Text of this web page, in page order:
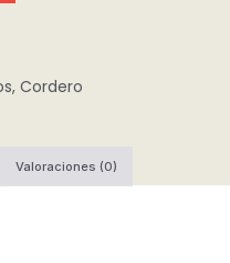
, Cordero
Valoraciones (0)